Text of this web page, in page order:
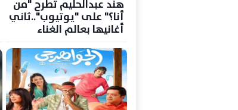
هند عبدالحليم تطرح "من
أنا؟" على "يوتيوب"..ثاني
أغانيها بعالم الغناء